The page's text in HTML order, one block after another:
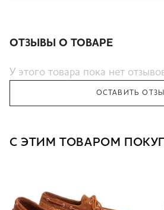
ОТЗЫВЫ О ТОВАРЕ
У этого товара пока нет
ОСТАВИТЬ
С ЭТИМ ТОВАРОМ